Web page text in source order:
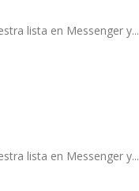
lista en Messenger y...
lista en Messenger y...